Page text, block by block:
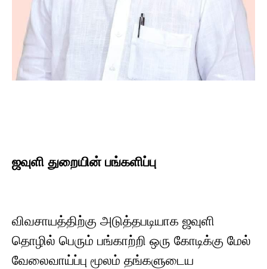
ஜவுளி துறையின் பங்களிப்பு
விவசாயத்திற்கு அடுத்தபடியாக ஜவுளி
தொழில் பெரும் பங்காற்றி ஒரு கோடிக்கு மேல்
வேலைவாய்ப்பு மூலம் தங்களுடைய